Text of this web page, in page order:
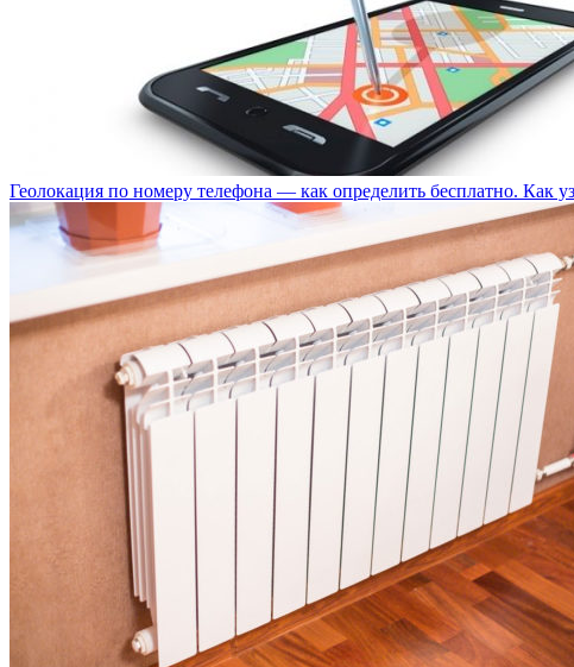
Геолокация по номеру телефона — как определить бесплатно. Как